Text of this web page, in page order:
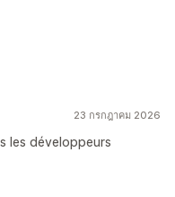
23 กรกฎาคม 2026
les développeurs